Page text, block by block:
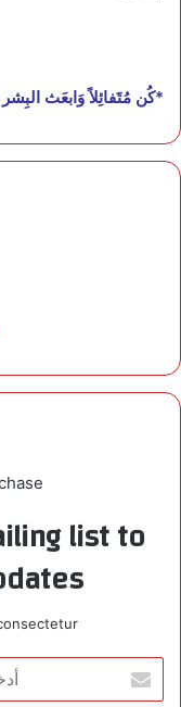
*كُن مُتََفائِلاً وَابعَث
list to